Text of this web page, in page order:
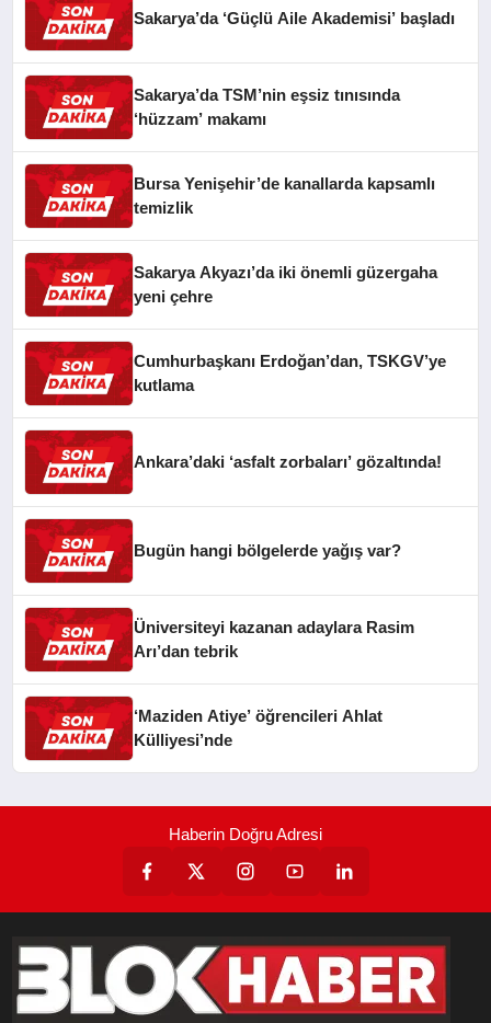
Sakarya’da ‘Güçlü Aile Akademisi’ başladı
Sakarya’da TSM’nin eşsiz tınısında
‘hüzzam’ makamı
Bursa Yenişehir’de kanallarda kapsamlı
temizlik
Sakarya Akyazı’da iki önemli güzergaha
yeni çehre
Cumhurbaşkanı Erdoğan’dan, TSKGV’ye
kutlama
Ankara’daki ‘asfalt zorbaları’ gözaltında!
Bugün hangi bölgelerde yağış var?
Üniversiteyi kazanan adaylara Rasim
Arı’dan tebrik
‘Maziden Atiye’ öğrencileri Ahlat
Külliyesi’nde
Haberin Doğru Adresi